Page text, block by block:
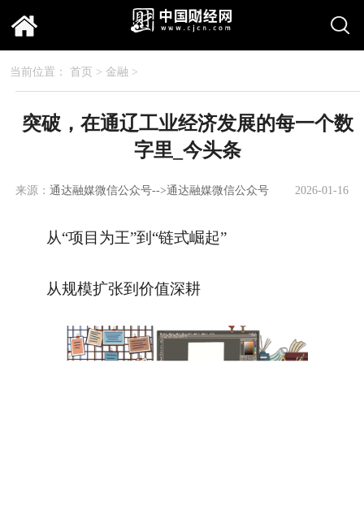
当前位置： 首页 > 金融 >
突破，在通辽工业经济发展的每一个数
字里_今头条
来源： 通达融媒微信公众号-->通达融媒微信公众号
2026-01-16
从“项目为王”到“链式崛起”
从规模扩张到价值深耕